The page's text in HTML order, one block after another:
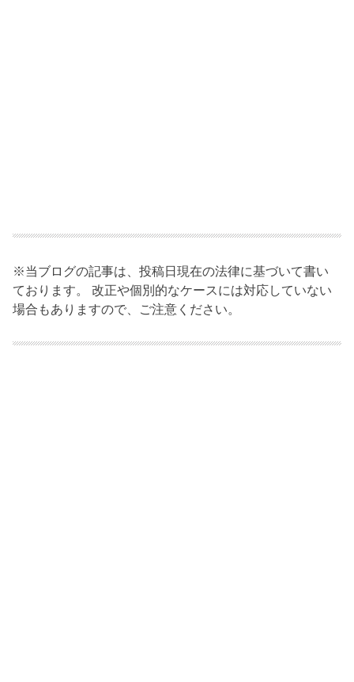
※当ブログの記事は、投稿日現在の法律に基づいて書い
ております。 改正や個別的なケースには対応していない
場合もありますので、ご注意ください。